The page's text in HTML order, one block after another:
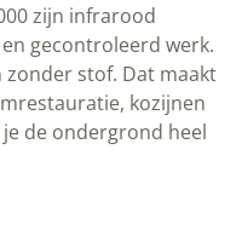
zijn infrarood
gecontroleerd werk.
zonder stof. Dat maakt
kozijnen
de ondergrond heel